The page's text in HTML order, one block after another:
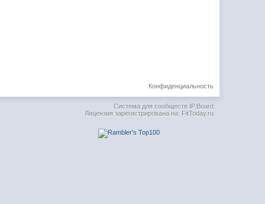
Конфиденциальность
Система для сообществ IP.Board
Лицензия зарегистрирована на: FitToday.ru